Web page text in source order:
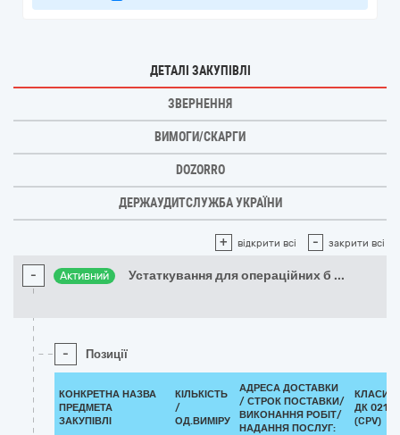
ДЕТАЛІ ЗАКУПІВЛІ
ЗВЕРНЕННЯ
ВИМОГИ/СКАРГИ
DOZORRO
ДЕРЖАУДИТСЛУЖБА УКРАЇНИ
+ відкрити всі - закрити всі
- Активний Устаткування для операційних б ...
- Позиції
КОНКРЕТНА НАЗВА
ПРЕДМЕТА
ЗАКУПІВЛІ
КІЛЬКІСТЬ
/
ОД.ВИМІРУ
АДРЕСА ДОСТАВКИ
/ СТРОК ПОСТАВКИ/
ВИКОНАННЯ РОБІТ/
НАДАННЯ ПОСЛУГ:
ДК
(CPV)